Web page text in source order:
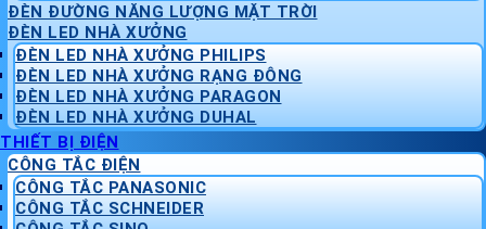
ĐÈN ĐƯỜNG NĂNG LƯỢNG MẶT TRỜI
ĐÈN LED NHÀ XƯỞNG
ĐÈN LED NHÀ XƯỞNG PHILIPS
ĐÈN LED NHÀ XƯỞNG RẠNG ĐÔNG
ĐÈN LED NHÀ XƯỞNG PARAGON
ĐÈN LED NHÀ XƯỞNG DUHAL
THIẾT BỊ ĐIỆN
CÔNG TẮC ĐIỆN
CÔNG TẮC PANASONIC
CÔNG TẮC SCHNEIDER